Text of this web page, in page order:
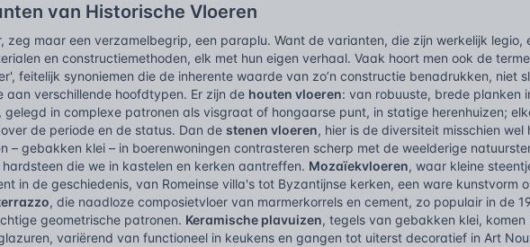
van Historische Vloeren
zeg maar een verzamelbegrip, een paraplu. Want de varianten, die zijn werkelijk legio,
en constructiemethoden, elk met hun eigen verhaal. Vaak hoort men ook de
feitelijk synoniemen die de inherente waarde van zo’n constructie benadrukken, niet
aan verschillende hoofdtypen. Er zijn de houten vloeren: van robuuste, brede planken
in complexe patronen als visgraat of hongaarse punt, in statige herenhuizen;
de periode en de status. Dan destenen vloeren, hier is de diversiteit misschien wel
– gebakken klei – in boerenwoningen contrasteren scherp met de weelderige
die we in kastelen en kerken aantreffen. Mozaïekvloeren, waar kleine
in de geschiedenis, van Romeinse villa's tot Byzantijnse kerken, een ware kunstvorm
, die naadloze composietvloer van marmerkorrels en cement, zo populair in de
geometrische patronen. Keramische plavuizen, tegels van gebakken klei, komen
variërend van functioneel in keukens en gangen tot uiterst decoratief in Art